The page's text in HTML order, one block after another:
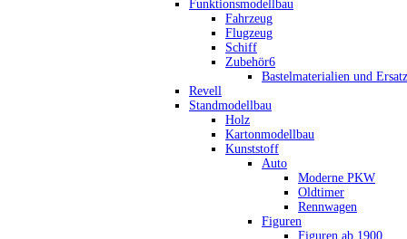
Funktionsmodellbau
Fahrzeug
Flugzeug
Schiff
Zubehör6
Bastelmaterialien und
Revell
Standmodellbau
Holz
Kartonmodellbau
Kunststoff
Auto
Moderne PKW
Oldtimer
Rennwagen
Figuren
Figuren ab 1900